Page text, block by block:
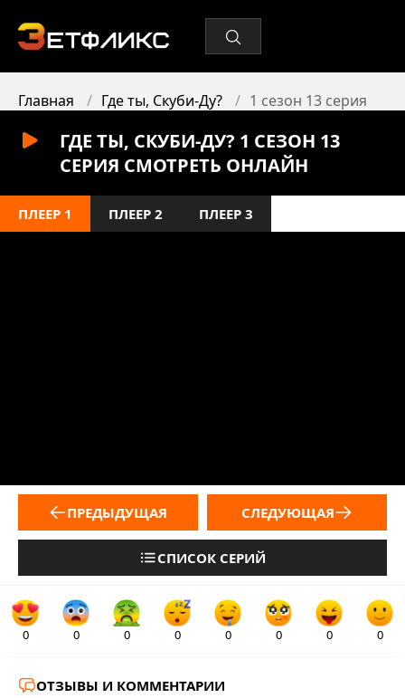
Главная Где ты, Скуби-Ду? 1 сезон 13 серия
ГДЕ ТЫ, СКУБИ-ДУ? 1 СЕЗОН 13
СЕРИЯ СМОТРЕТЬ ОНЛАЙН
ПЛЕЕР 1 ПЛЕЕР 2 ПЛЕЕР 3
ПРЕДЫДУЩАЯ
СПИСОК СЕРИЙ
СЛЕДУЮЩАЯ
0 0 0 0 0 0 0 0
ОТЗЫВЫ И КОММЕНТАРИИ